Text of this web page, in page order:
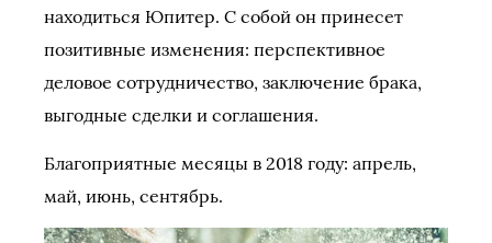
находиться Юпитер. С собой он принесет
позитивные изменения: перспективное
деловое сотрудничество, заключение брака,
выгодные сделки и соглашения.
Благоприятные месяцы в 2018 году: апрель,
май, июнь, сентябрь.